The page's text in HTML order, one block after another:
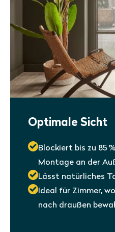
Optimale Sicht
Blockiert bis zu 85
Montage an der
Lässt natürliches
Ideal für Zimmer,
nach draußen